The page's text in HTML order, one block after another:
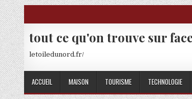
Skip to content
tout ce qu'on trouve sur
letoiledunord.fr/
ACCUEIL MAISON TOURISME TECHNOLOGIE